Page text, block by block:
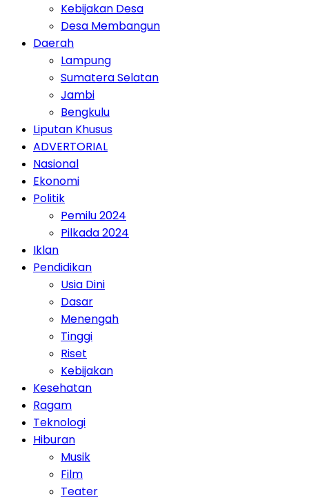
Kebijakan Desa
Desa Membangun
Daerah
Lampung
Sumatera Selatan
Jambi
Bengkulu
Liputan Khusus
ADVERTORIAL
Nasional
Ekonomi
Politik
Pemilu 2024
Pilkada 2024
Iklan
Pendidikan
Usia Dini
Dasar
Menengah
Tinggi
Riset
Kebijakan
Kesehatan
Ragam
Teknologi
Hiburan
Musik
Film
Teater